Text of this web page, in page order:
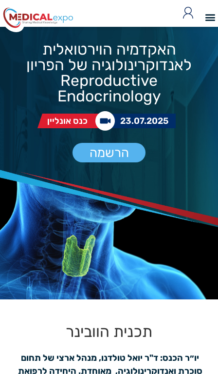
האקדמיה הוירטואלית
לאנדוקרינולוגיה של הפריון
Reproductive
Endocrinology
23.07.2025 כנס אונליין
הרשמה
תכנית הוובינר